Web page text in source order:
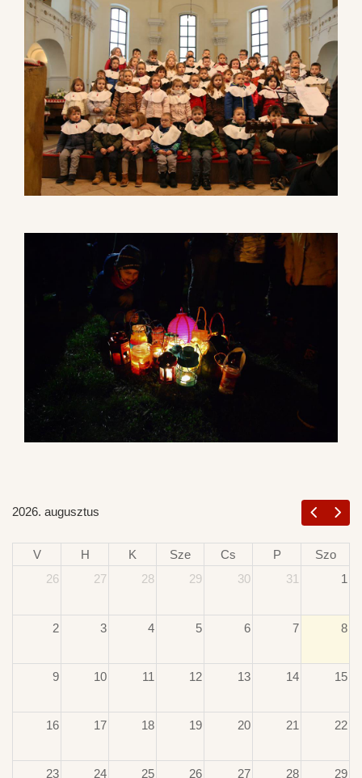
2026. augusztus
V H K Sze Cs P
Szo
26
27 28 29 30 31 1
2 3 4 5 6 7 8
9 10 11 12 13 14 15
16 17 18 19 20 21 22
23 24 25 26 27 28 29